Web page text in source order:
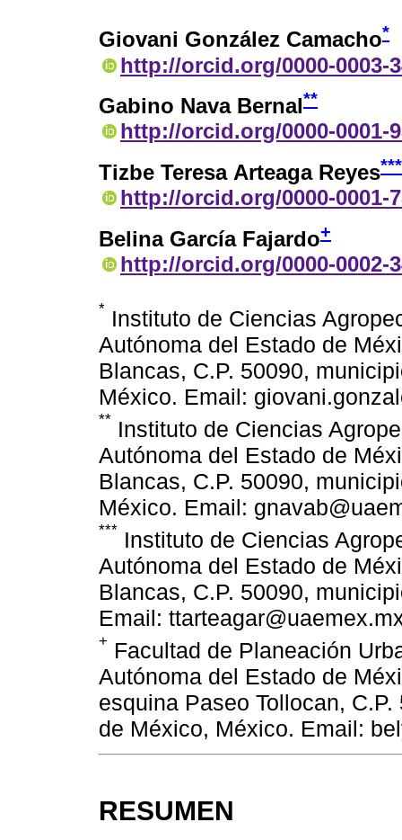
Giovani González Camacho*
http://orcid.org/0000-0003-
Gabino Nava Bernal**
http://orcid.org/0000-0001-
Tizbe Teresa Arteaga Reyes***
http://orcid.org/0000-0001-
Belina García Fajardo+
http://orcid.org/0000-0002-
* Instituto de Ciencias
Autónoma del Estado de
Blancas, C.P. 50090,
México. Email:
** Instituto de Ciencias
Autónoma del Estado de
Blancas, C.P. 50090,
México. Email:
*** Instituto de Ciencias
Autónoma del Estado de
Blancas, C.P. 50090,
Email:
+ Facultad de Planeación
Autónoma del Estado de
esquina Paseo Tollocan,
de México, México. Email:
RESUMEN